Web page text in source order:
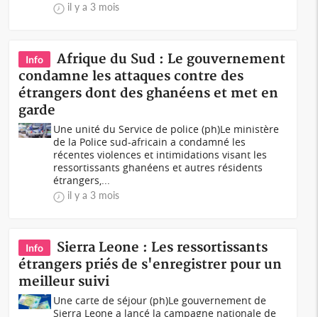
il y a 3 mois
Info
Afrique du Sud : Le gouvernement
condamne les attaques contre des
étrangers dont des ghanéens et met en
garde
Une unité du Service de police (ph)Le ministère
de la Police sud-africain a condamné les
récentes violences et intimidations visant les
ressortissants ghanéens et autres résidents
étrangers,...
il y a 3 mois
Info
Sierra Leone : Les ressortissants
étrangers priés de s'enregistrer pour un
meilleur suivi
Une carte de séjour (ph)Le gouvernement de
Sierra Leone a lancé la campagne nationale de